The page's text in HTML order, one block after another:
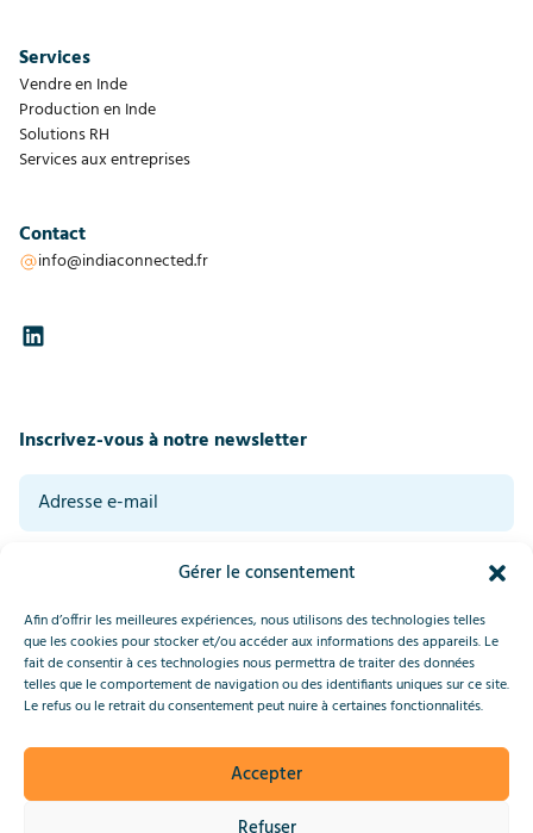
Gérer le consentement
Afin d’offrir les meilleures expériences, nous utilisons des technologies telles
que les cookies pour stocker et/ou accéder aux informations des appareils. Le
fait de consentir à ces technologies nous permettra de traiter des données
telles que le comportement de navigation ou des identifiants uniques sur ce site.
Le refus ou le retrait du consentement peut nuire à certaines fonctionnalités.
Accepter
Services
Vendre en Inde
Production en Inde
Solutions RH
Services aux entreprises
Contact
info@indiaconnected.fr
Inscrivez-vous à notre newsletter
En vous inscrivant, vous acceptez nos conditions générales. Consultez notre
politique de confidentialité en bas de cette page.*
Envoyer
This site is protected by reCAPTCHA and the GooglePrivacy Policy
andTerms of Serviceapply.